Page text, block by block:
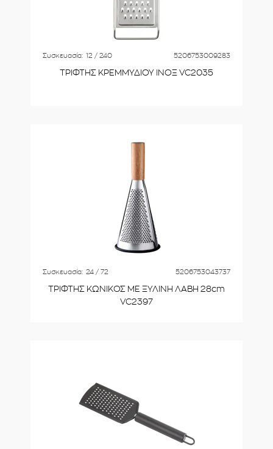
Συσκευασία: 12 / 240 5206753009283
ΤΡΙΦΤΗΣ ΚΡΕΜΜΥΔΙΟΥ ΙΝΟΞ VC2035
Συσκευασία: 24 / 72 5206753043737
ΤΡΙΦΤΗΣ ΚΩΝΙΚΟΣ ΜΕ ΞΥΛΙΝΗ ΛΑΒΗ 28cm
VC2397